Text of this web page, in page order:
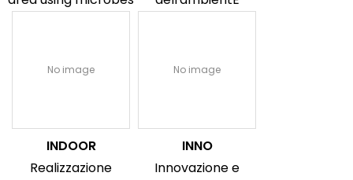
No image
INDOOR
Realizzazione
No image
INNO
Innovazione e